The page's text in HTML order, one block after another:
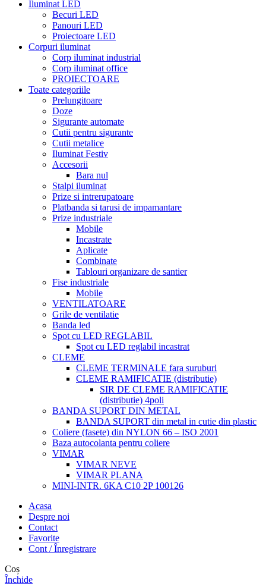
Iluminat LED
Becuri LED
Panouri LED
Proiectoare LED
Corpuri iluminat
Corp iluminat industrial
Corp iluminat office
PROIECTOARE
Toate categoriile
Prelungitoare
Doze
Sigurante automate
Cutii pentru sigurante
Cutii metalice
Iluminat Festiv
Accesorii
Bara nul
Stalpi iluminat
Prize si intrerupatoare
Platbanda si tarusi de impamantare
Prize industriale
Mobile
Incastrate
Aplicate
Combinate
Tablouri organizare de santier
Fise industriale
Mobile
VENTILATOARE
Grile de ventilatie
Banda led
Spot cu LED REGLABIL
Spot cu LED reglabil incastrat
CLEME
CLEME TERMINALE fara suruburi
CLEME RAMIFICATIE (distributie)
SIR DE CLEME RAMIFICATIE
(distributie) 4poli
BANDA SUPORT DIN METAL
BANDA SUPORT din metal in cutie din plastic
Coliere (fasete) din NYLON 66 – ISO 2001
Baza autocolanta pentru coliere
VIMAR
VIMAR NEVE
VIMAR PLANA
MINI-INTR. 6KA C10 2P 100126
Acasa
Despre noi
Contact
Favorite
Cont / Înregistrare
Coș
Închide